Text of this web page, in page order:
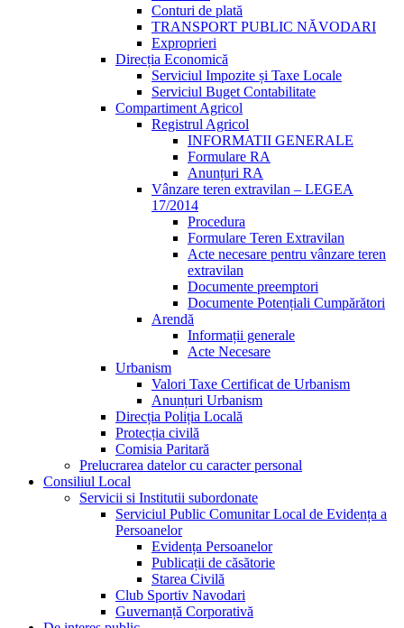
Conturi de plată
TRANSPORT PUBLIC NĂVODARI
Exproprieri
Direcția Economică
Serviciul Impozite și Taxe Locale
Serviciul Buget Contabilitate
Compartiment Agricol
Registrul Agricol
INFORMATII GENERALE
Formulare RA
Anunțuri RA
Vânzare teren extravilan – LEGEA
17/2014
Procedura
Formulare Teren Extravilan
Acte necesare pentru vânzare teren
extravilan
Documente preemptori
Documente Potențiali Cumpărători
Arendă
Informații generale
Acte Necesare
Urbanism
Valori Taxe Certificat de Urbanism
Anunțuri Urbanism
Direcția Poliția Locală
Protecția civilă
Comisia Paritară
Prelucrarea datelor cu caracter personal
Consiliul Local
Servicii si Institutii subordonate
Serviciul Public Comunitar Local de Evidența a
Persoanelor
Evidența Persoanelor
Publicații de căsătorie
Starea Civilă
Club Sportiv Navodari
Guvernanță Corporativă